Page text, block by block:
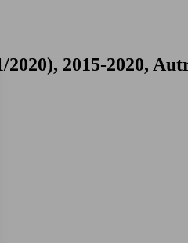
2015-2020,